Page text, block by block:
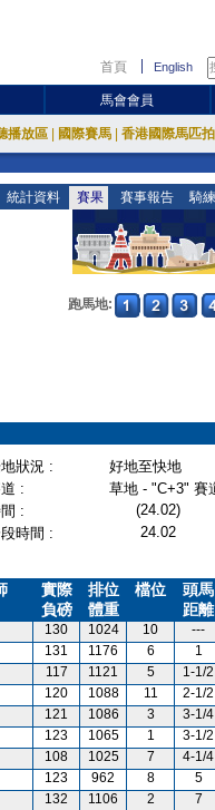
首頁 English
馬會會員
播放區 國際賽馬 香港國際馬匹
統計資料 賽果 賽事報告 騎
跑馬地:
狀況 :
好地至快地
:
草地 - "C+3" 賽
: (24.02)
時間 :
24.02
實際
負磅
排位
體重
檔位
頭馬
距離
130 1024 10 ---
131 1176 6 1
117 1121 5 1-1/2
120 1088 11 2-1/2
121 1086 3 3-1/4
123 1065 1 3-1/2
108 1025 7 4-1/4
123 962 8 5
132 1106 2 7